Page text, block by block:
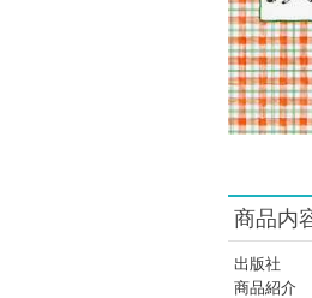
商品内
出版社
商品紹介